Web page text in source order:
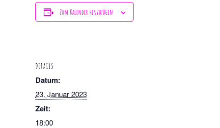
Zum Kalender hinzufügen
DETAILS
Datum:
23. Januar 2023
Zeit:
18:00